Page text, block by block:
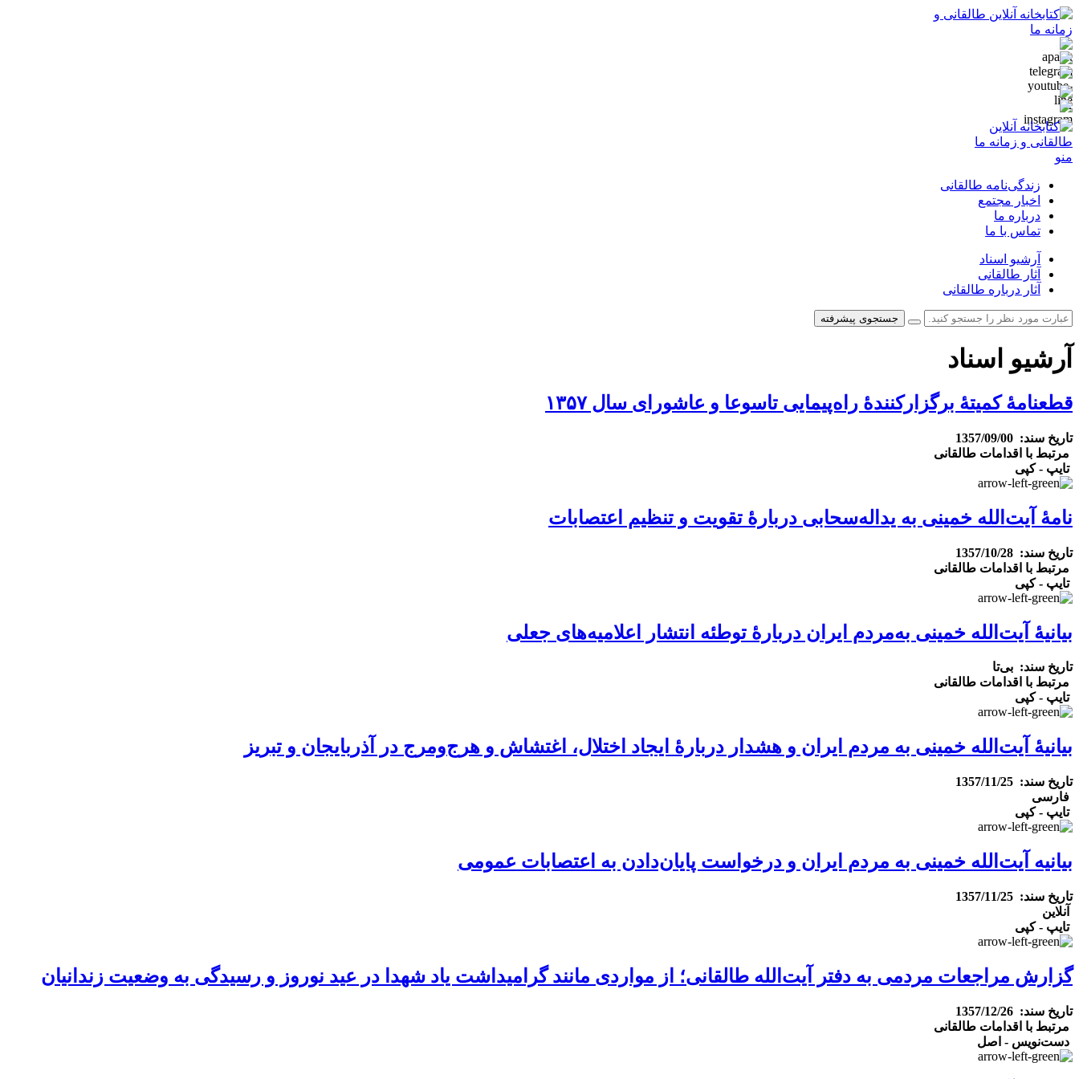
منو
زندگی‌نامه طالقانی
اخبار مجتمع
درباره ما
تماس با ما
آرشیو اسناد
آثار طالقانی
آثار درباره طالقانی
جستجوی پیشرفته
آرشیو اسناد
قطعنامۀ کمیتهٔ برگزارکنندهٔ راه‌پیمایی تاسوعا و عاشورای سال ۱۳۵۷
تاریخ سند: 1357/09/00
مرتبط با اقدامات طالقانی
تایپ - کپی
نامۀ آیت‌الله خمینی به یداله‌سحابی دربارۀ تقویت و تنظیم اعتصابات
تاریخ سند: 1357/10/28
مرتبط با اقدامات طالقانی
تایپ - کپی
بیانیهٔ آیت‌الله خمینی به‌مردم ایران دربارهٔ توطئه انتشار اعلامیه‌های جعلی
تاریخ سند: بی‌تا
مرتبط با اقدامات طالقانی
تایپ - کپی
بیانیهٔ آیت‌الله خمینی به مردم ایران و هشدار دربارهٔ ایجاد اختلال، اغتشاش و هرج‌ومرج در آذربایجان و تبریز
تاریخ سند: 1357/11/25
فارسی
تایپ - کپی
بیانیه آیت‌الله خمینی به مردم ایران و درخواست پایان‌دادن به اعتصابات عمومی
تاریخ سند: 1357/11/25
آنلاین
تایپ - کپی
گزارش مراجعات مردمی به دفتر آیت‌الله طالقانی؛ از مواردی مانند گرامیداشت یاد شهدا در عید نوروز و رسیدگی به وضعیت زندانیان
تاریخ سند: 1357/12/26
مرتبط با اقدامات طالقانی
دست‌نویس - اصل